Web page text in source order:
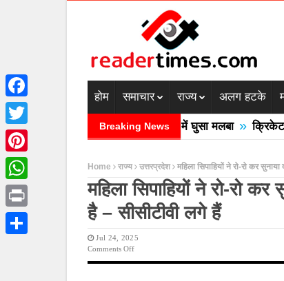
होम समाचार राज्य अलग हटके
Breaking News
बादल फटने से तीन की मौत घरों में घुसा मलबा » क्रिकेट की
Home राज्य उत्तरप्रदेश महिला सिपाहियों ने रो-रो कर
महिला सिपाहियों ने रो-रो
है – सीसीटीवी लगे हैं
Jul 24, 2025
Comments OffOn
Facebook
Twitter
Pinterest
WhatsApp
Print